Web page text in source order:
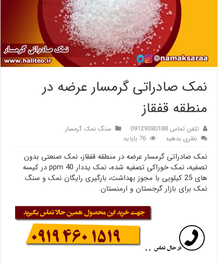
نمک صادراتی گرمسار عرضه در
منطقه قفقاز
تلفن تماس 09129380188
سنگ نمک گرمسار
نظری بدهید
76 بازدید
نمک صادراتی گرمسار عرضه در منطقه قفقاز، نمک صنعتی بدون
تصفیه، نمک خوراکی تصفیه شده، نمک یددار 40 ppm در کیسه
های 25 کیلویی با مجوز بهداشت، بارگیری رایگان نمک و سنگ
نمک برای بازار گرجستان و ارمنستان.